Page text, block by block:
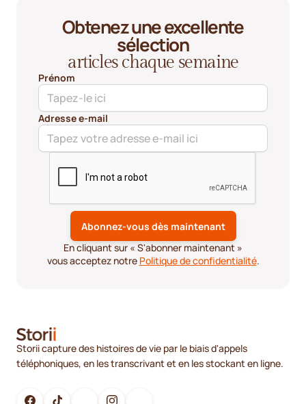
Obtenez une excellente
sélection
articles chaque semaine
Prénom
Adresse e-mail
En cliquant sur « S'abonner maintenant »
vous acceptez notre Politique de confidentialité.
Storii capture des histoires de vie par le biais d'appels
téléphoniques, en les transcrivant et en les stockant en ligne.